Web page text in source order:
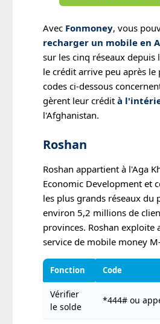
Avec Fonmoney, vous
recharger un mobile en
sur les cinq réseaux
le crédit arrive peu après le
codes ci-dessous
gèrent leur crédit à
l'Afghanistan.
Roshan
Roshan appartient à l'Aga
Economic Development et
les plus grands réseaux du
environ 5,2 millions de
provinces. Roshan exploite
service de mobile money
Fonction Code
Vérifier
le solde
*444# ou